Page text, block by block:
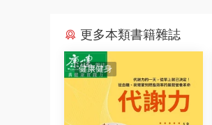
更多本類書籍雜誌
健康健身